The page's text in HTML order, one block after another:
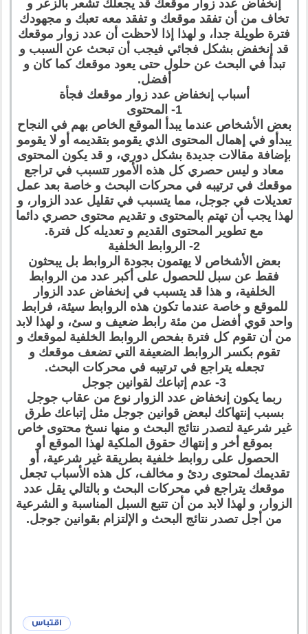
إنخفاض عدد زوار موقعك قد يجعلك تشعر بالزعر و
تخاف من أن تفقد موقعك و تفقد معه تعبك و مجهودك
فترة طويلة جدا، و لهذا إذا لاحظت أن عدد زوار موقعك
قد إنخفض بشكل فجائي فيجب أن تبحث عن السبب و
تبدأ في البحث عن حلول حتى يعود موقعك كما كان و
أفضل.
أسباب إنخفاض عدد زوار موقعك فجأة
1- المحتوى
بعض الأشخاص عندما يبدأ الموقع الخاص بهم في النجاح
يبدأو في إهمال المحتوى الذي يقومو بتقديمه أو لا يقومو
بإضافة مقالات جديدة بشكل دوري، و قد يكون المحتوى
معاد و ليس حصري كل هذه الأمور تتسبب في تراجع
موقعك في ترتيبه في محركات البحث و خاصة بعد عمل
تعديلات في جوجل، مما يتسبب في تقليل عدد الزوار، و
لهذا يجب أن تهتم بالمحتوى و تقديم محتوى حصري دائما
مع تطوير المحتوى القديم و تعديله كل فترة.
2- الروابط الخلفية
بعض الأشخاص لا يهتمون بجودة الروابط بل يبحثون
فقط عن سبل للحصول على أكبر عدد من الروابط
الخلفية، و هذا قد يتسبب في إنخفاض عدد الزوار
للموقع و خاصة عندما تكون هذه الروابط سيئة، فرابط
واحد قوي أفضل من مئة رابط ضعيف و سئ، و لهذا لابد
من أن تقوم كل فترة بفحص الروابط الخلفية لموقعك و
تقوم بكسر الروابط الضعيفة التي تضعف موقعك و
تجعله يتراجع في ترتيبه في محركات البحث.
3- عدم إتباعك لقوانين جوجل
ربما يكون إنخفاض عدد الزوار نوع من عقاب جوجل
بسبب إنتهاكك لبعض قوانين جوجل مثل إتباعك طرق
غير شرعية لتصدر نتائج البحث و منها نسخ محتوى خاص
بموقع أخر و إنتهاك حقوق الملكية لهذا الموقع أو
الحصول على روابط خلفية بطريقة غير شرعية، أو
تقديمك لمحتوى ردئ و مخالف، كل هذه الأسباب تجعل
موقعك يتراجع في محركات البحث و بالتالي يقل عدد
الزوار، و لهذا لابد من أن تتبع السبل المناسبة و الشرعية
من أجل تصدر نتائج البحث و الإلتزام بقوانين جوجل.